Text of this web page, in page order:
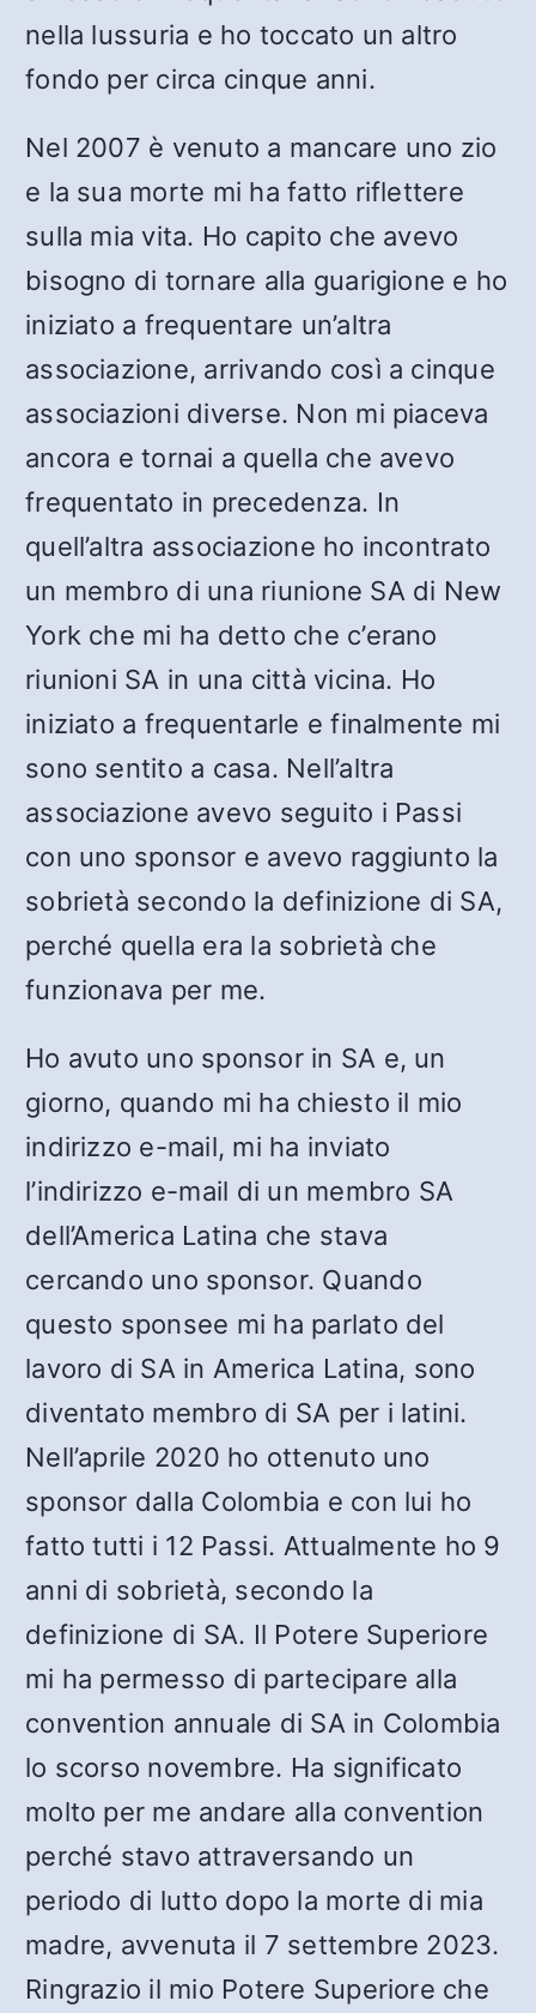
nella lussuria e ho toccato un altro
fondo per circa cinque anni.
Nel 2007 è venuto a mancare uno zio
e la sua morte mi ha fatto riflettere
sulla mia vita. Ho capito che avevo
bisogno di tornare alla guarigione e ho
iniziato a frequentare un’altra
associazione, arrivando così a cinque
associazioni diverse. Non mi piaceva
ancora e tornai a quella che avevo
frequentato in precedenza. In
quell’altra associazione ho incontrato
un membro di una riunione SA di New
York che mi ha detto che c’erano
riunioni SA in una città vicina. Ho
iniziato a frequentarle e finalmente mi
sono sentito a casa. Nell’altra
associazione avevo seguito i Passi
con uno sponsor e avevo raggiunto la
sobrietà secondo la definizione di SA,
perché quella era la sobrietà che
funzionava per me.
Ho avuto uno sponsor in SA e, un
giorno, quando mi ha chiesto il mio
indirizzo e-mail, mi ha inviato
l’indirizzo e-mail di un membro SA
dell’America Latina che stava
cercando uno sponsor. Quando
questo sponsee mi ha parlato del
lavoro di SA in America Latina, sono
diventato membro di SA per i latini.
Nell’aprile 2020 ho ottenuto uno
sponsor dalla Colombia e con lui ho
fatto tutti i 12 Passi. Attualmente ho 9
anni di sobrietà, secondo la
definizione di SA. Il Potere Superiore
mi ha permesso di partecipare alla
convention annuale di SA in Colombia
lo scorso novembre. Ha significato
molto per me andare alla convention
perché stavo attraversando un
periodo di lutto dopo la morte di mia
madre, avvenuta il 7 settembre 2023.
Ringrazio il mio Potere Superiore che